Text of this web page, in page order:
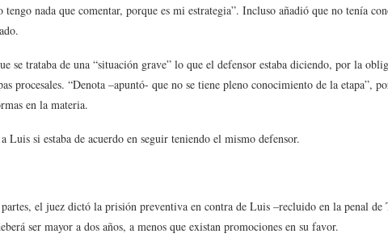
nada que comentar, porque es mi estrategia”. Incluso añadió que no tenía
se trataba de una “situación grave” lo que el defensor estaba diciendo, por la
procesales. “Denota –apuntó- que no se tiene pleno conocimiento de la etapa”,
en la materia.
Luis si estaba de acuerdo en seguir teniendo el mismo defensor.
el juez dictó la prisión preventiva en contra de Luis –recluido en la penal
ser mayor a dos años, a menos que existan promociones en su favor.